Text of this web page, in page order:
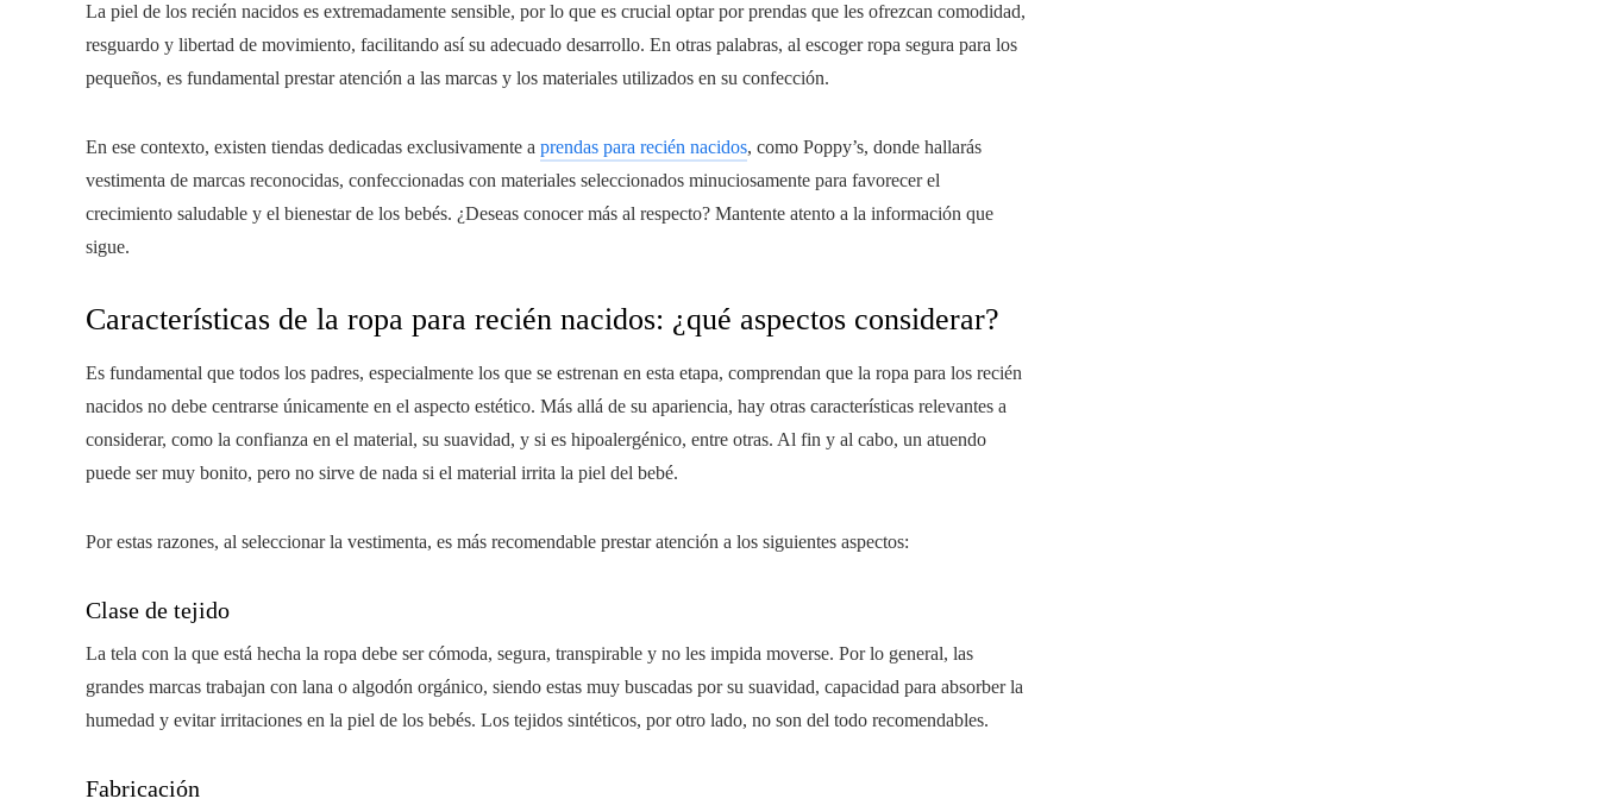
La piel de los recién nacidos es extremadamente sensible, por lo que es crucial optar por prendas que les ofrezcan comodidad,
resguardo y libertad de movimiento, facilitando así su adecuado desarrollo. En otras palabras, al escoger ropa segura para los
pequeños, es fundamental prestar atención a las marcas y los materiales utilizados en su confección.
En ese contexto, existen tiendas dedicadas exclusivamente a prendas para recién nacidos, como Poppy’s, donde hallarás
vestimenta de marcas reconocidas, confeccionadas con materiales seleccionados minuciosamente para favorecer el
crecimiento saludable y el bienestar de los bebés. ¿Deseas conocer más al respecto? Mantente atento a la información que
sigue.
Características de la ropa para recién nacidos: ¿qué aspectos considerar?
Es fundamental que todos los padres, especialmente los que se estrenan en esta etapa, comprendan que la ropa para los recién
nacidos no debe centrarse únicamente en el aspecto estético. Más allá de su apariencia, hay otras características relevantes a
considerar, como la confianza en el material, su suavidad, y si es hipoalergénico, entre otras. Al fin y al cabo, un atuendo
puede ser muy bonito, pero no sirve de nada si el material irrita la piel del bebé.
Por estas razones, al seleccionar la vestimenta, es más recomendable prestar atención a los siguientes aspectos:
Clase de tejido
La tela con la que está hecha la ropa debe ser cómoda, segura, transpirable y no les impida moverse. Por lo general, las
grandes marcas trabajan con lana o algodón orgánico, siendo estas muy buscadas por su suavidad, capacidad para absorber la
humedad y evitar irritaciones en la piel de los bebés. Los tejidos sintéticos, por otro lado, no son del todo recomendables.
Fabricación